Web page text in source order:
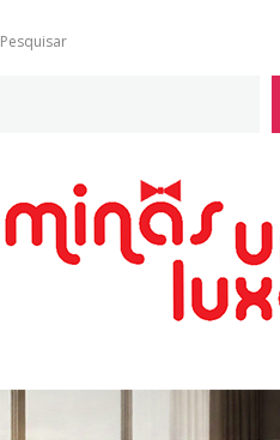
Pesquisar